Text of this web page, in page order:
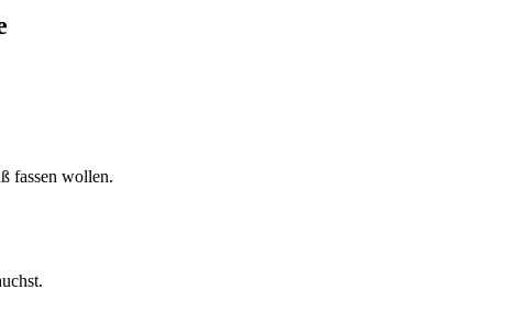
fassen wollen.